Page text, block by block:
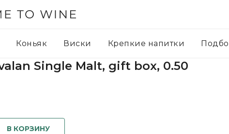
Коньяк Виски Крепкие напитки
Single Malt, gift box, 0.50
В КОРЗИНУ